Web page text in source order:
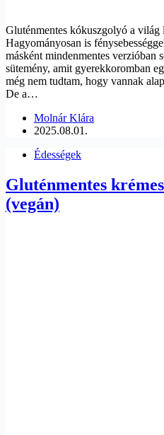
Gluténmentes kókuszgolyó a világ
Hagyományosan is
másként mindenmentes verzióban
sütemény, amit gyerekkoromban
még nem tudtam, hogy vannak
De a…
Molnár Klára
2025.08.01.
Édességek
Gluténmentes
(vegán)